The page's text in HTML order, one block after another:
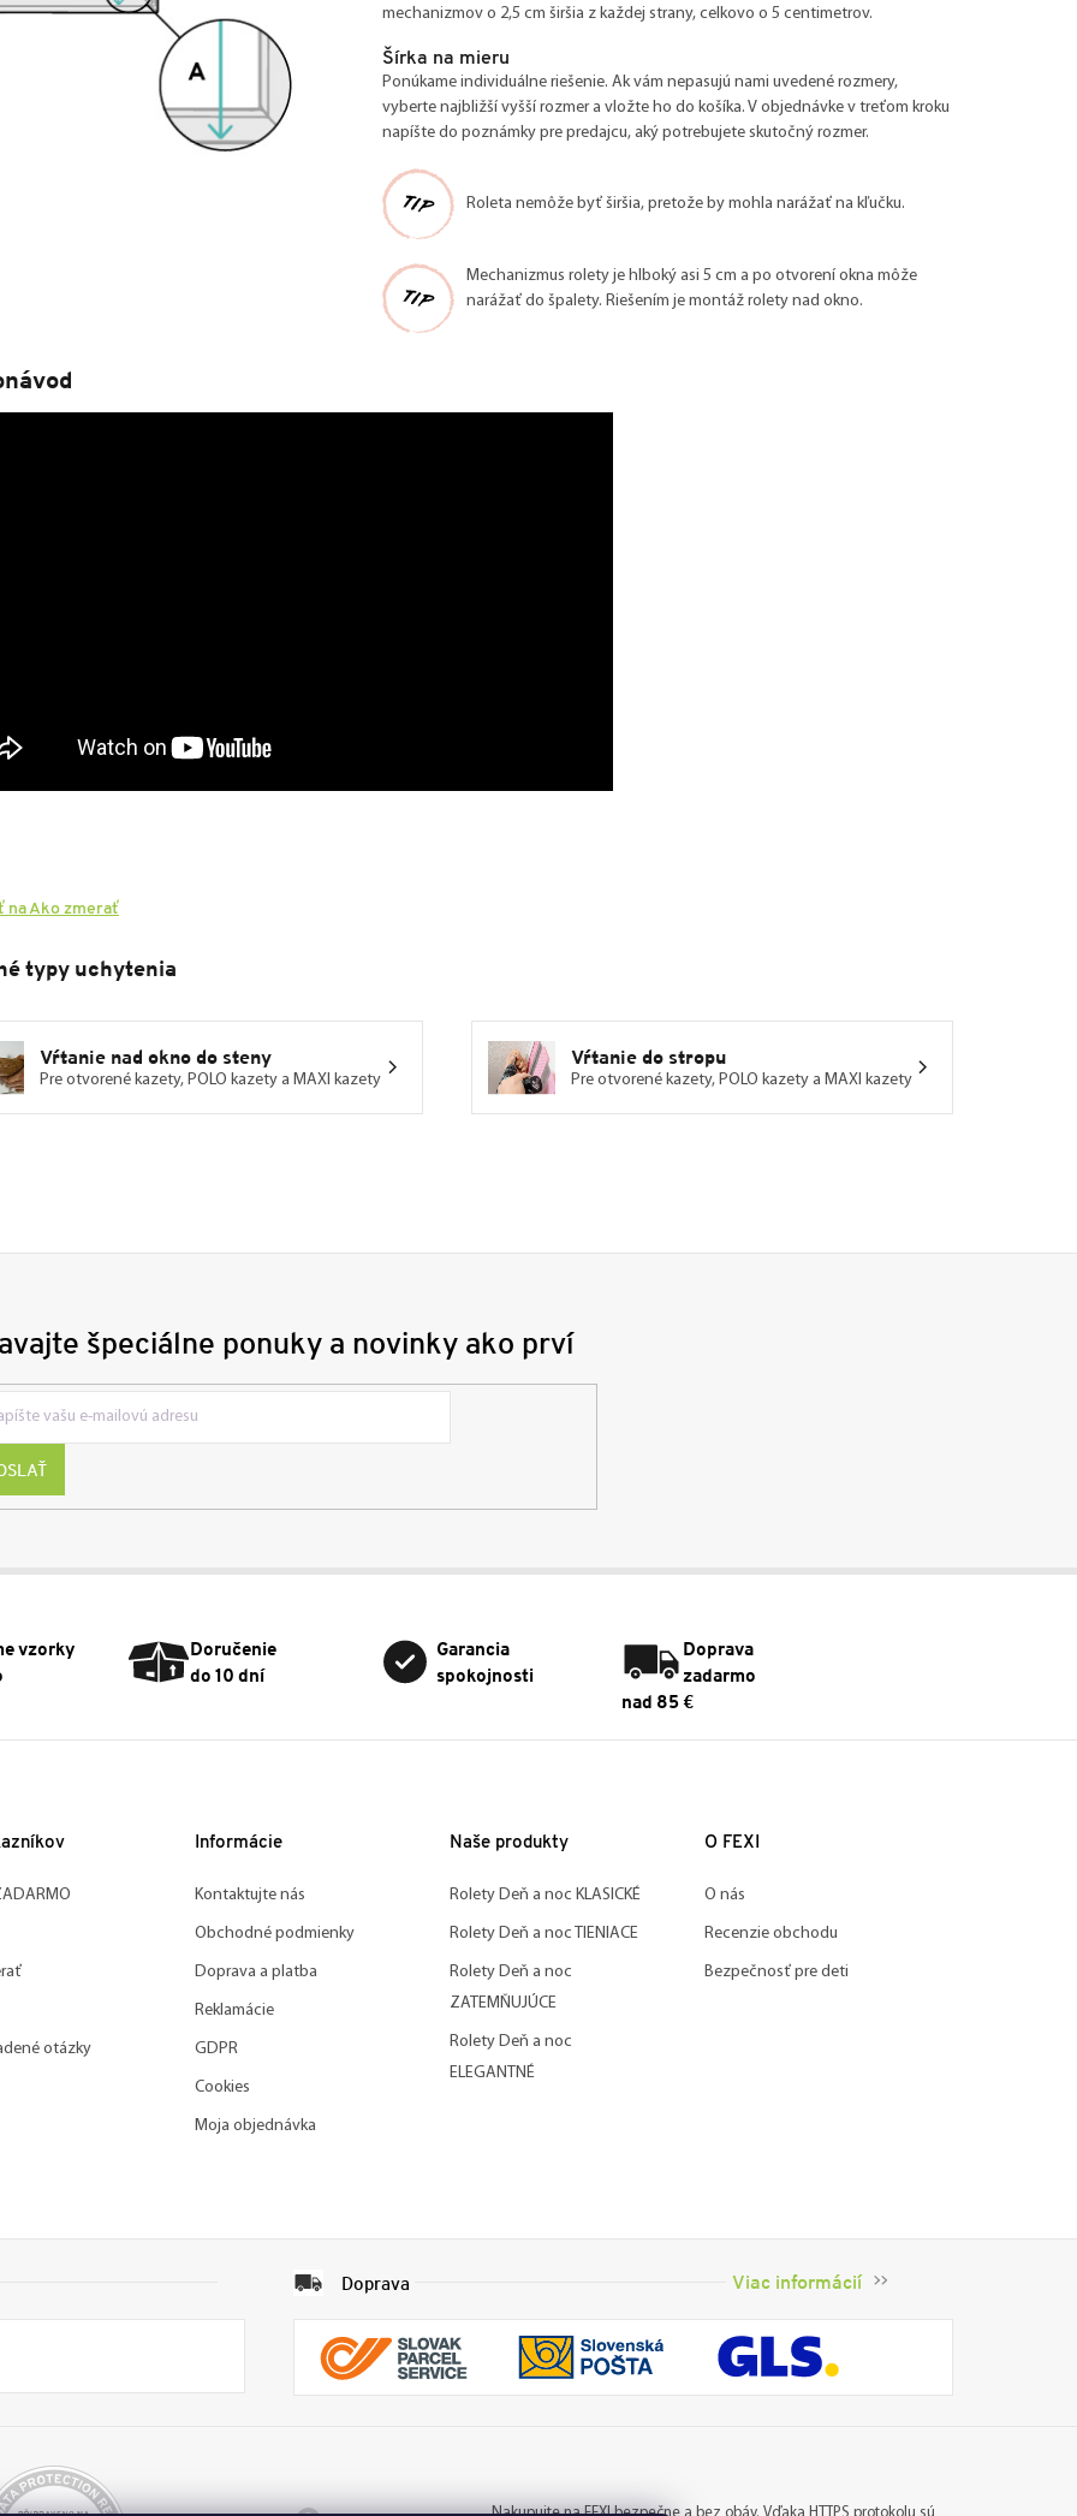
mechanizmov o 2,5 cm širšia z každej strany, celkovo o 5 centimetrov.
Šírka na mieru
Ponúkame individuálne riešenie. Ak vám nepasujú nami uvedené rozmery,
vyberte najbližší vyšší rozmer a vložte ho do košíka. V objednávke v treťom kroku
napíšte do poznámky pre predajcu, aký potrebujete skutočný rozmer.
Roleta nemôže byť širšia, pretože by mohla narážať na kľučku.
Mechanizmus rolety je hlboký asi 5 cm a po otvorení okna môže
narážať do špalety. Riešením je montáž rolety nad okno.
na Ako zmerať
typy uchytenia
Vŕtanie nad okno do steny
Pre otvorené kazety, POLO kazety a MAXI kazety
Vŕtanie do stropu
Pre otvorené kazety, POLO kazety a MAXI kazety
špeciálne ponuky a novinky ako prví
vzorky
Doručenie
do 10 dní
Garancia
spokojnosti
Doprava
zadarmo
nad 85 €
otázky
Informácie
Kontaktujte nás
Obchodné podmienky
Doprava a platba
Reklamácie
GDPR
Cookies
Moja objednávka
Naše produkty
Rolety Deň a noc KLASICKÉ
Rolety Deň a noc TIENIACE
Rolety Deň a noc
ZATEMŇUJÚCE
Rolety Deň a noc
ELEGANTNÉ
O FEXI
O nás
Recenzie obchodu
Bezpečnosť pre deti
Doprava Viac informácií
Nakupujte na FEXI bezpečne a bez obáv. Vďaka HTTPS protokolu sú